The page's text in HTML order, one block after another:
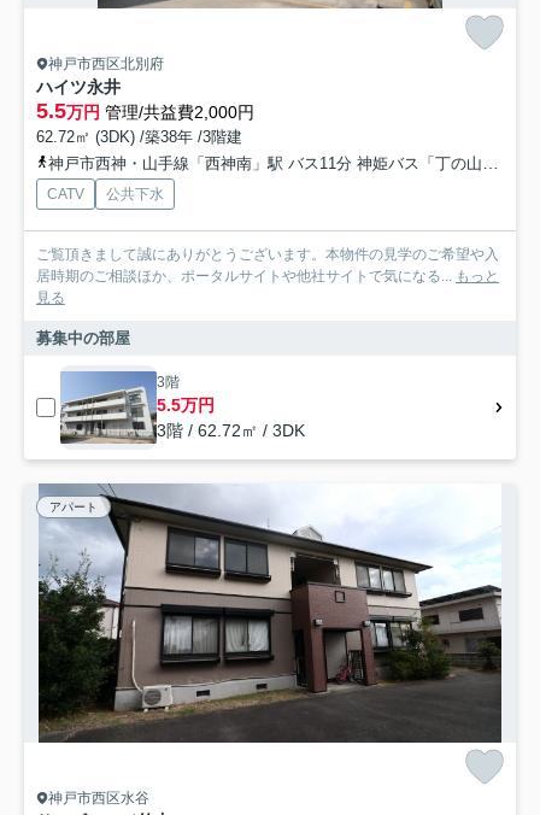
神戸市西区北別府
ハイツ永井
5.5万円 管理/共益費2,000円
62.72㎡ (3DK) /築38年 /3階建
神戸市西神・山手線「西神南」駅 バス11分 神姫バス「丁の山公園」 停歩2分
CATV 公共下水
ご覧頂きまして誠にありがとうございます。本物件の見学のご希望や入
居時期のご相談ほか、ポータルサイトや他社サイトで気になる... もっと
見る
募集中の部屋
3階
5.5万円
3階 / 62.72㎡ / 3DK
アパート
神戸市西区水谷